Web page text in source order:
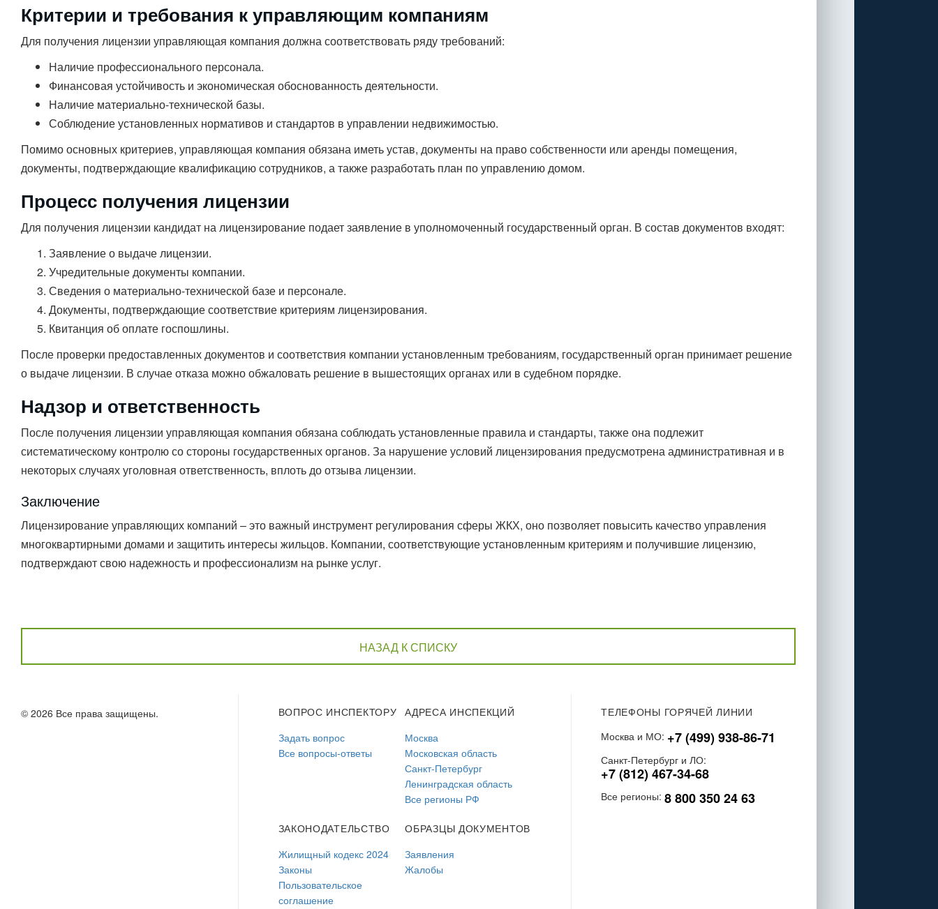
Критерии и требования к управляющим компаниям
Для получения лицензии управляющая компания должна соответствовать ряду требований:
Наличие профессионального персонала.
Финансовая устойчивость и экономическая обоснованность деятельности.
Наличие материально-технической базы.
Соблюдение установленных нормативов и стандартов в управлении недвижимостью.
Помимо основных критериев, управляющая компания обязана иметь устав, документы на право собственности или аренды помещения,
документы, подтверждающие квалификацию сотрудников, а также разработать план по управлению домом.
Процесс получения лицензии
Для получения лицензии кандидат на лицензирование подает заявление в уполномоченный государственный орган. В состав документов входят:
Заявление о выдаче лицензии.
Учредительные документы компании.
Сведения о материально-технической базе и персонале.
Документы, подтверждающие соответствие критериям лицензирования.
Квитанция об оплате госпошлины.
После проверки предоставленных документов и соответствия компании установленным требованиям, государственный орган принимает решение
о выдаче лицензии. В случае отказа можно обжаловать решение в вышестоящих органах или в судебном порядке.
Надзор и ответственность
После получения лицензии управляющая компания обязана соблюдать установленные правила и стандарты, также она подлежит
систематическому контролю со стороны государственных органов. За нарушение условий лицензирования предусмотрена административная и в
некоторых случаях уголовная ответственность, вплоть до отзыва лицензии.
Заключение
Лицензирование управляющих компаний – это важный инструмент регулирования сферы ЖКХ, оно позволяет повысить качество управления
многоквартирными домами и защитить интересы жильцов. Компании, соответствующие установленным критериям и получившие лицензию,
подтверждают свою надежность и профессионализм на рынке услуг.
НАЗАД К СПИСКУ
© 2026 Все права защищены.
ВОПРОС ИНСПЕКТОРУ
Задать вопрос
Все вопросы-ответы
АДРЕСА ИНСПЕКЦИЙ
Москва
Московская область
Санкт-Петербург
Ленинградская область
Все регионы РФ
ЗАКОНОДАТЕЛЬСТВО
Жилищный кодекс 2024
Законы
Пользовательское
соглашение
ОБРАЗЦЫ ДОКУМЕНТОВ
Заявления
Жалобы
ТЕЛЕФОНЫ ГОРЯЧЕЙ ЛИНИИ
Москва и МО: +7 (499) 938-86-71
Санкт-Петербург и ЛО:
+7 (812) 467-34-68
Все регионы:8 800 350 24 63